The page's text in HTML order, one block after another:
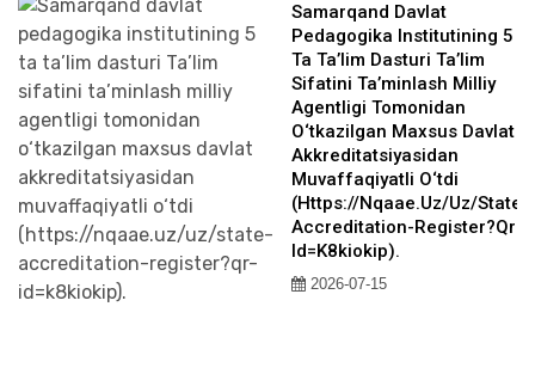
Samarqand Davlat
Pedagogika Institutining 5
Ta Ta’lim Dasturi Ta’lim
Sifatini Ta’minlash Milliy
Agentligi Tomonidan
O‘tkazilgan Maxsus Davlat
Akkreditatsiyasidan
Muvaffaqiyatli O‘tdi
(https://nqaae.uz/uz/state-
Accreditation-Register?qr-
Id=k8kiokip).
2026-07-15